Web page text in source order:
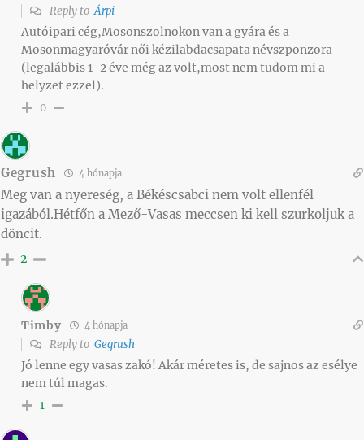
Reply toÁrpi
Autóipari cég,Mosonszolnokon van a gyára és a
Mosonmagyaróvár női kézilabdacsapata névszponzora
(legalábbis 1-2 éve még az volt,most nem tudom mi a
helyzet ezzel).
0
Gegrush 4 hónapja
Meg van a nyereség, a Békéscsabci nem volt ellenfél
igazából.Hétfőn a Mező-Vasas meccsen ki kell szurkoljuk a
döncit.
2
Timby 4 hónapja
Reply to Gegrush
Jó lenne egy vasas zakó! Akár méretes is, de sajnos az esélye
nem túl magas.
1